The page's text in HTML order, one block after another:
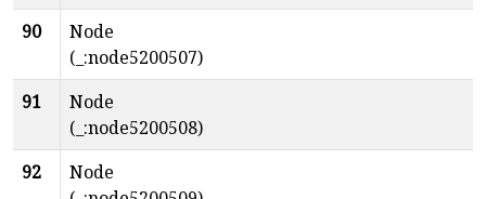
90
Node
(_:node5200507)
91
Node
(_:node5200508)
92
Node